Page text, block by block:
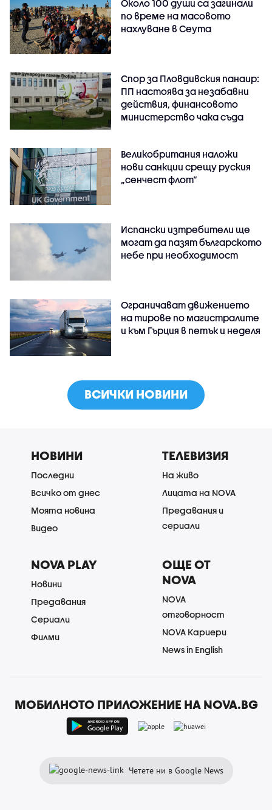
Около 100 души са загинали
по време на масовото
нахлуване в Сеута
Спор за Пловдивския панаир:
ПП настоява за незабавни
действия, финансовото
министерство чака съда
Великобритания наложи
нови санкции срещу руския
„сенчест флот“
Испански изтребители ще
могат да пазят българското
небе при необходимост
Ограничават движението
на тирове по магистралите
и към Гърция в петък и неделя
ВСИЧКИ НОВИНИ
НОВИНИ
Последни
Всичко от днес
Моята новина
Видео
ТЕЛЕВИЗИЯ
На живо
Лицата на NOVA
Предавания и
сериали
NOVA PLAY
Новини
Предавания
Сериали
Филми
ОЩЕ ОТ
NOVA
NOVA
отговорност
NOVA Кариери
News in English
МОБИЛНОТО ПРИЛОЖЕНИЕ НА NOVA.BG
Четете ни в Google News